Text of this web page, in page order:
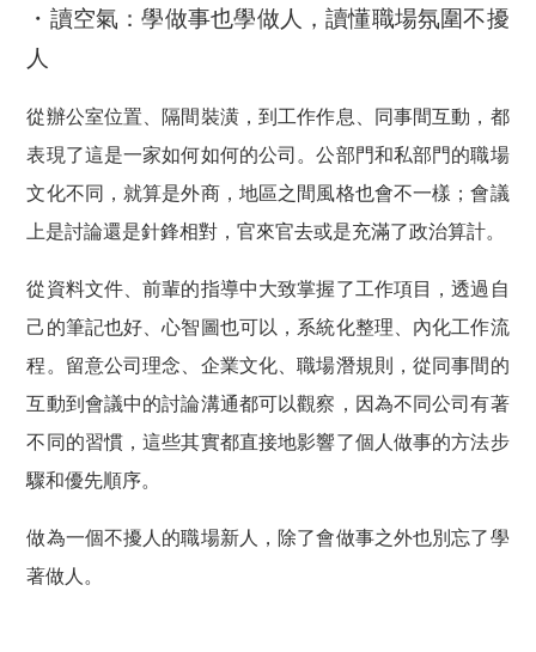
・讀空氣：學做事也學做人，讀懂職場氛圍不擾
人
從辦公室位置、隔間裝潢，到工作作息、同事間互動，都
表現了這是一家如何如何的公司。公部門和私部門的職場
文化不同，就算是外商，地區之間風格也會不一樣；會議
上是討論還是針鋒相對，官來官去或是充滿了政治算計。
從資料文件、前輩的指導中大致掌握了工作項目，透過自
己的筆記也好、心智圖也可以，系統化整理、內化工作流
程。留意公司理念、企業文化、職場潛規則，從同事間的
互動到會議中的討論溝通都可以觀察，因為不同公司有著
不同的習慣，這些其實都直接地影響了個人做事的方法步
驟和優先順序。
做為一個不擾人的職場新人，除了會做事之外也別忘了學
著做人。